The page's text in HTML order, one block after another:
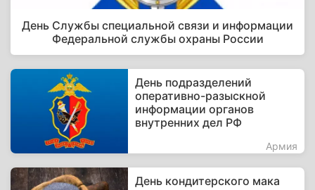
День Службы специальной связи и информации
Федеральной службы охраны России
День подразделений
оперативно-разыскной
информации органов
внутренних дел РФ
Армия
День кондитерского мака